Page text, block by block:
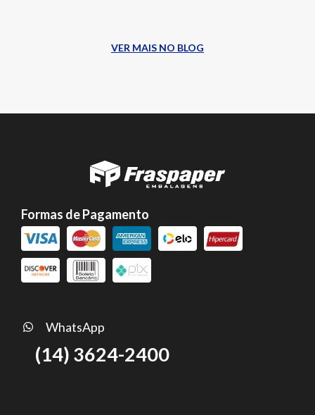
VER MAIS NO BLOG
Formas de Pagamento
WhatsApp
(14) 3624-2400